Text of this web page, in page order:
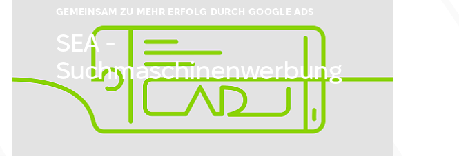
GEMEINSAM ZU MEHR ERFOLG DURCH GOOGLE ADS
SEA -
Suchmaschinenwerbung